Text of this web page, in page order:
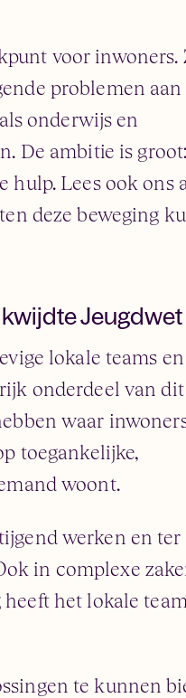
voor inwoners.
problemen aan
onderwijs en
De ambitie is
hulp. Lees ook ons
deze beweging
Jeugdwet
lokale teams en
onderdeel van dit
waar
toegankelijke,
woont.
werken en
in complexe
het lokale
te kunnen